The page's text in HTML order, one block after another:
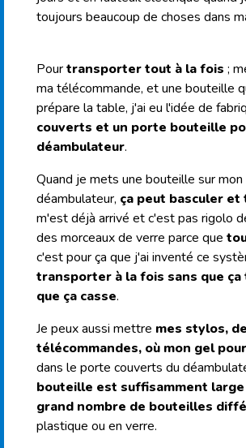
toujours beaucoup de choses dans
Pourtransporter tout à la fois ;
ma télécommande, et une bouteille
prépare la table, j'ai eu l'idée de
couverts et un porte bouteille
déambulateur.
Quand je mets une bouteille sur
déambulateur, ça peut basculer et
m'est déjà arrivé et c'est pas rigolo
des morceaux de verre parce que
c'est pour ça que j'ai inventé ce
transporter à la fois sans que ça
que ça casse.
Je peux aussi mettre mes stylos,
télécommandes, où mon gel
dans le porte couverts du
bouteille est suffisamment large
grand nombre de bouteilles
plastique ou en verre.